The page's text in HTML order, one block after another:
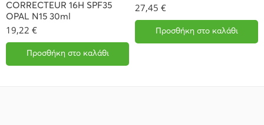
CORRECTEUR 16H SPF35
OPAL N15 30ml
19,22 €
Προσθήκη στο καλάθι
27,45 €
Προσθήκη στο καλάθι